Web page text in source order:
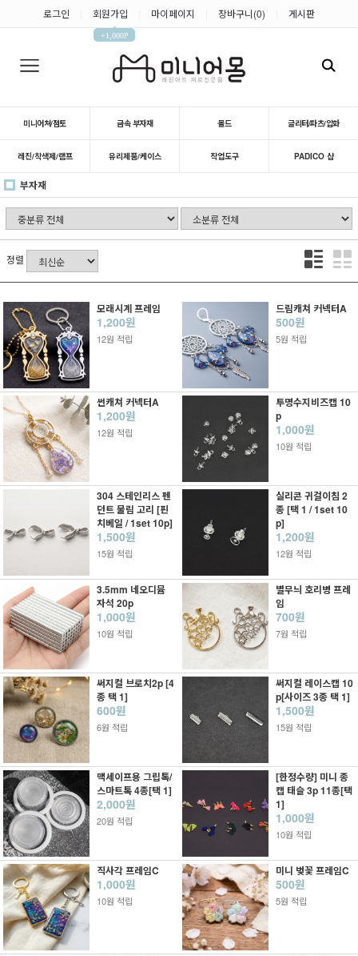
로그인 회원가입
▲
+1,000P
마이페이지 장바구니(0) 게시판
미니어쳐/점토 금속 부자재 몰드 글리터/파츠/압화
레진/착색제/램프 유리제품/케이스 작업도구 PADICO 샵
부자재
정렬
모래시계 프레임
1,200원
12원 적립
드림캐쳐 커넥터A
500원
5원 적립
썬캐쳐 커넥터A
1,200원
12원 적립
투명수지비즈캡 10
p
1,000원
10원 적립
304 스테인리스 펜
던트 물림 고리 [핀
치베일 / 1set 10p]
1,500원
15원 적립
실리콘 귀걸이침 2
종 [택 1 / 1set 10
p]
1,200원
12원 적립
3.5mm 네오디뮴
자석 20p
1,000원
10원 적립
별무늬 호리병 프레
임
700원
7원 적립
써지컬 브로치2p [4
종 택 1]
600원
6원 적립
써지컬 레이스캡 10
p[사이즈 3종 택 1]
1,500원
15원 적립
맥세이프용 그립톡/
스마트톡 4종[택 1]
2,000원
20원 적립
[한정수량] 미니 종
캡 태슬 3p 11종[택
1]
1,000원
10원 적립
직사각 프레임C
1,000원
10원 적립
미니 벚꽃 프레임C
500원
5원 적립